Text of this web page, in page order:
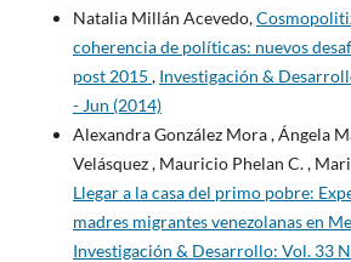
Natalia Millán Acevedo,
coherencia de políticas: nuevos
post 2015 , Investigación &
- Jun (2014)
Alexandra González Mora , Ángela
Velásquez , Mauricio Phelan C. ,
Llegar a la casa del primo pobre:
madres migrantes venezolanas en
Investigación & Desarrollo: Vol. 33